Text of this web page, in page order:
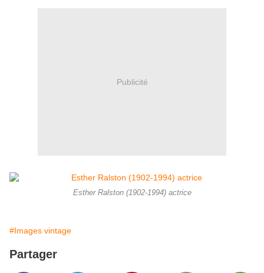
Publicité
Esther Ralston (1902-1994) actrice
#Images vintage
Partager